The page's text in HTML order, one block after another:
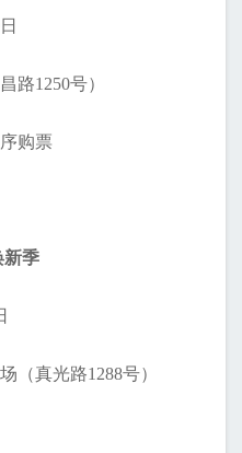
路1250号）
购票
新季
（真光路1288号）